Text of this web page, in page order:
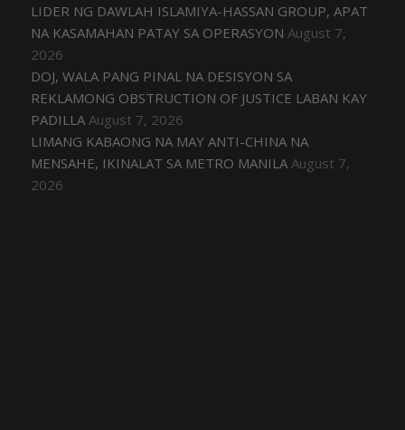
LIDER NG DAWLAH ISLAMIYA-HASSAN GROUP, APAT
NA KASAMAHAN PATAY SA OPERASYON August 7,
2026
DOJ, WALA PANG PINAL NA DESISYON SA
REKLAMONG OBSTRUCTION OF JUSTICE LABAN KAY
PADILLA August 7, 2026
LIMANG KABAONG NA MAY ANTI-CHINA NA
MENSAHE, IKINALAT SA METRO MANILA August 7,
2026